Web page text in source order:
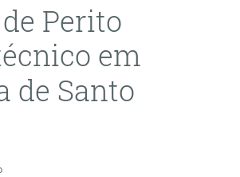
Perito
em
de Santo